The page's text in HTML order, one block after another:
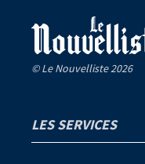
© Le Nouvelliste 2026
LES SERVICES